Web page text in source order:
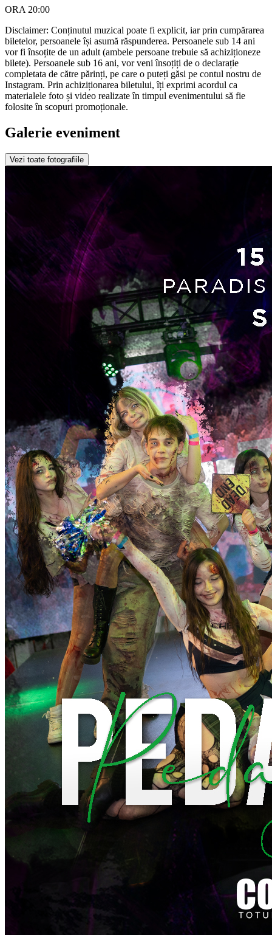
ORA 20:00
Disclaimer: Conținutul muzical poate fi explicit, iar prin cumpărarea
biletelor, persoanele își asumă răspunderea. Persoanele sub 14 ani
vor fi însoțite de un adult (ambele persoane trebuie să achiziționeze
bilete). Persoanele sub 16 ani, vor veni însoțiți de o declarație
completata de către părinți, pe care o puteți găsi pe contul nostru de
Instagram. Prin achiziționarea biletului, îți exprimi acordul ca
materialele foto și video realizate în timpul evenimentului să fie
folosite în scopuri promoționale.
Galerie eveniment
Vezi toate fotografiile